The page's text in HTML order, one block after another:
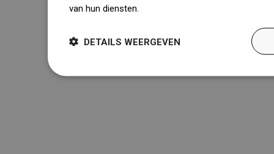
van hun diensten.
DETAILS WEERGEVEN